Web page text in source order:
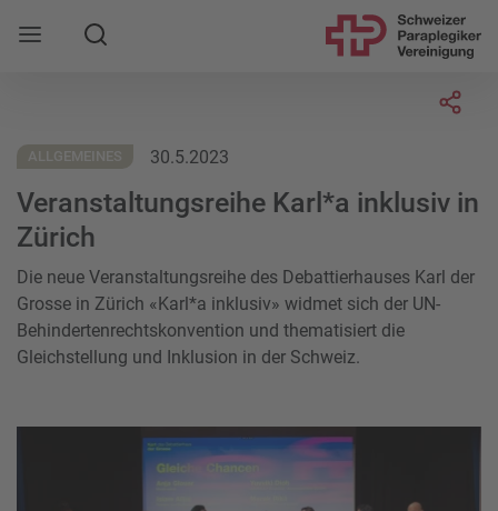
Mobile Navigation öffnen
Suche
ALLGEMEINES 30.5.2023
Veranstaltungsreihe Karl*a inklusiv in
Zürich
Die neue Veranstaltungsreihe des Debattierhauses Karl der
Grosse in Zürich « Karl*a inklusiv» widmet sich der UN-
Behindertenrechtskonvention und thematisiert die
Gleichstellung und Inklusion in der Schweiz.